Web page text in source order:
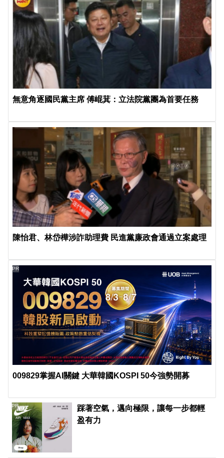
無意角逐國民黨主席 傅崐萁：立法院黨團為首要任務
陳怡君、林岱樺涉詐助理費 民進黨廉政會通過立案處理
009829掌握AI關鍵 大華韓國KOSPI 50今強勢開募
PR
踩著空氣，邁向極限，讓每一步都輕
盈有力
PR